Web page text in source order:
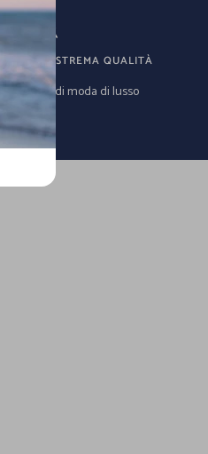
DI ESTREMA QUALITÀ
articoli di moda di lusso